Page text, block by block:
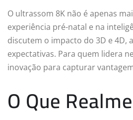
O ultrassom 8K não é apenas
experiência pré-natal e na
discutem o impacto do 3D e 4D,
expectativas. Para quem lidera
inovação para capturar
O Que